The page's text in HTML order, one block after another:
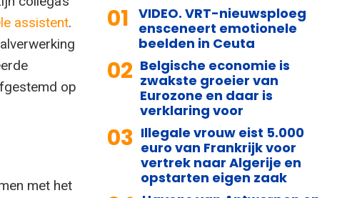
assistent.
op
met het
01 VIDEO. VRT-nieuwsploeg
ensceneert emotionele
beelden in Ceuta
02 Belgische economie is
zwakste groeier van
Eurozone en daar is
verklaring voor
03 Illegale vrouw eist 5.000
euro van Frankrijk voor
vertrek naar Algerije en
opstarten eigen zaak